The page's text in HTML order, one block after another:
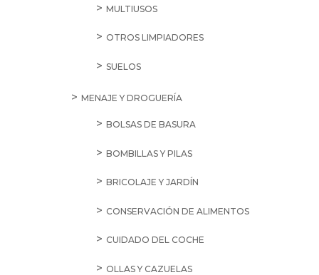
MULTIUSOS
OTROS LIMPIADORES
SUELOS
MENAJE Y DROGUERÍA
BOLSAS DE BASURA
BOMBILLAS Y PILAS
BRICOLAJE Y JARDÍN
CONSERVACIÓN DE ALIMENTOS
CUIDADO DEL COCHE
OLLAS Y CAZUELAS